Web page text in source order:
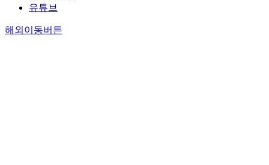
유튜브
해외이동버튼